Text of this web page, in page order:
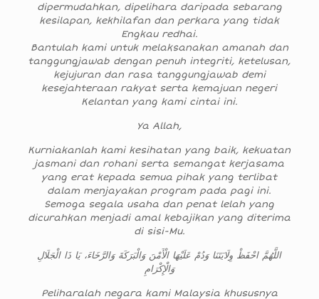
dipermudahkan, dipelihara daripada sebarang
kesilapan, kekhilafan dan perkara yang tidak
Engkau redhai.
Bantulah kami untuk melaksanakan amanah dan
tanggungjawab dengan penuh integriti, ketelusan,
kejujuran dan rasa tanggungjawab demi
kesejahteraan rakyat serta kemajuan negeri
Kelantan yang kami cintai ini.
Ya Allah,
Kurniakanlah kami kesihatan yang baik, kekuatan
jasmani dan rohani serta semangat kerjasama
yang erat kepada semua pihak yang terlibat
dalam menjayakan program pada pagi ini.
Semoga segala usaha dan penat lelah yang
dicurahkan menjadi amal kebajikan yang diterima
di sisi-Mu.
اللَّهُمَّ احْفَظْ وِلَايَتَنَا وَدُمْ عَلَيْهَا الْأَمْنَ وَالْبَرَكَةَ وَالرَّخَاءَ، يَا ذَا الْجَلَالِ
وَالْإِكْرَامِ
Peliharalah negara kami Malaysia khususnya